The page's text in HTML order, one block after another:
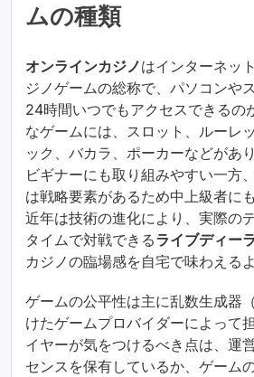
ムの種類
オンラインカジノはインターネッ
ジノゲームの総称で、パソコンや
24時間いつでもアクセスできるの
なゲームには、スロット、ルーレ
ック、バカラ、ポーカーなどがあ
ビギナーにも取り組みやすい一方
は戦略要素があるため中上級者に
近年は技術の進化により、実際の
タイムで対戦できるライブディー
カジノの臨場感を自宅で味わえる
ゲームの公平性は主に乱数生成器
けたゲームプロバイダーによって
イヤーが気をつけるべき点は、運
センスを保有しているか、ゲーム